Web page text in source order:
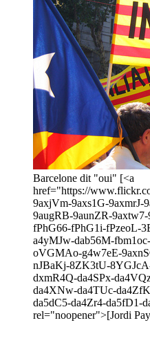
Barcelone dit "oui" [<a
href="https://
9axjVm-9axs1G-9axmrJ-
9augRB-9aunZR-
fPhG66-fPhG1i-fPzeoL-
a4yMJw-dab56M-
oVGMAo-g4w7eE-
nJBaKj-8ZK3tU-
dxmR4Q-da4SPx-
da4XNw-da4TUc-
da5dC5-da4Zr4-da5fD1-
rel="noopener">[Jordi